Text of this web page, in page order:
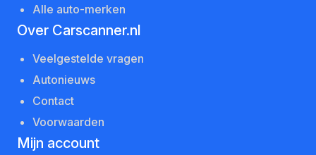
Alle auto-merken
Over Carscanner.nl
Veelgestelde vragen
Autonieuws
Contact
Voorwaarden
Mijn account